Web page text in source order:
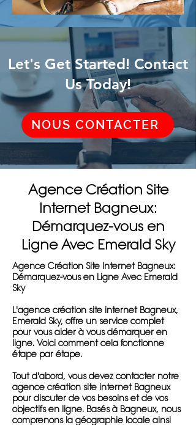
Let's Get Started! Contact
Us Today!
NOUS CONTACTER
Agence Création Site
Internet Bagneux:
Démarquez-vous en
Ligne Avec Emerald Sky
Agence Création Site Internet Bagneux:
Démarquez-vous en Ligne Avec Emerald
Sky
L'agence création site internet Bagneux,
Emerald Sky, offre un service complet
pour vous aider à vous démarquer en
ligne. Voici comment cela fonctionne
étape par étape.
Tout d'abord, vous devez contacter notre
agence création site internet Bagneux
pour discuter de vos besoins et de vos
objectifs en ligne. Basés à Bagneux, nous
comprenons la géographie locale ainsi